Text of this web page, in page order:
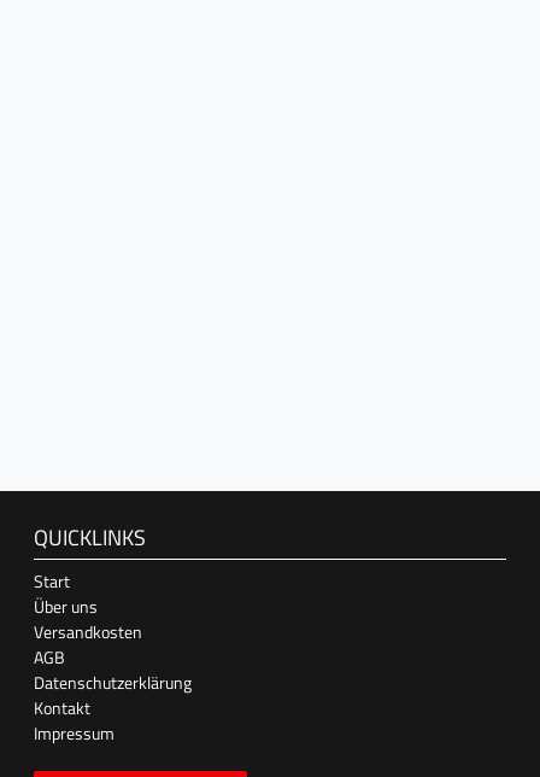
QUICKLINKS
Start
Über uns
Versandkosten
AGB
Datenschutzerklärung
Kontakt
Impressum